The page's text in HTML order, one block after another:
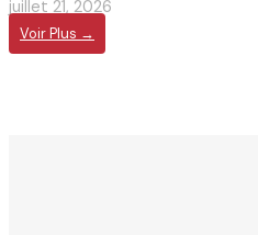
juillet 21, 2026
Voir Plus →